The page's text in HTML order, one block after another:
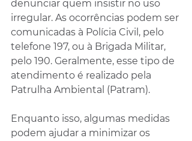
denunciar quem insistir no uso
irregular. As ocorrências podem ser
comunicadas à Polícia Civil, pelo
telefone 197, ou à Brigada Militar,
pelo 190. Geralmente, esse tipo de
atendimento é realizado pela
Patrulha Ambiental (Patram).
Enquanto isso, algumas medidas
podem ajudar a minimizar os